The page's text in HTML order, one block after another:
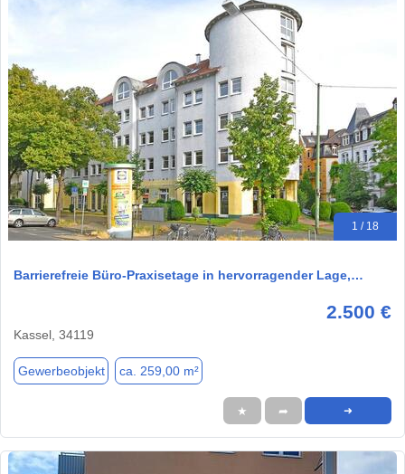
1 / 18
Barrierefreie Büro-Praxisetage in hervorragender Lage,…
2.500 €
Kassel, 34119
Gewerbeobjekt ca. 259,00 m²
★ ➦ ➜